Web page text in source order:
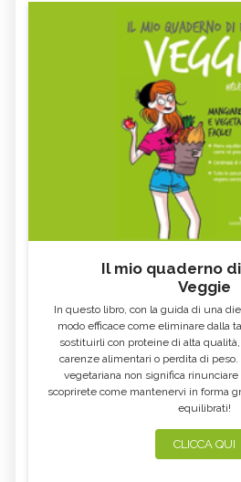
SHRI
Il mio quaderno
Veggie
In questo libro, con la guida di una
modo efficace come eliminare dalla
sostituirli con proteine di alta
carenze alimentari o perdita di
vegetariana non significa rinunciare
scoprirete come mantenervi in forma
equilibrati!
CLICCA QUI